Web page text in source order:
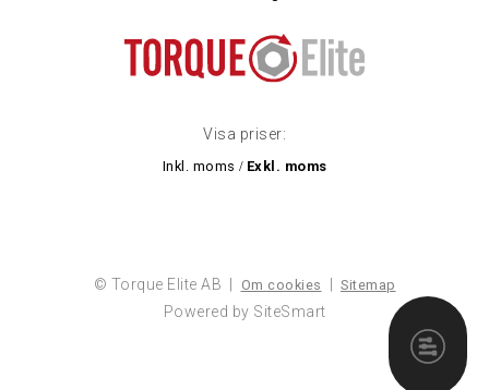
Visa priser:
Inkl. moms / Exkl. moms
© Torque Elite AB | Om cookies Sitemap
Powered by SiteSmart